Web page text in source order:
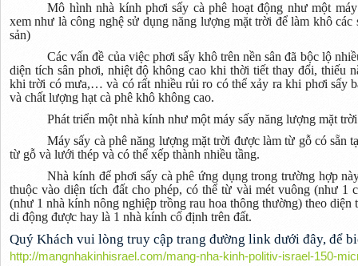
Mô hình nhà kính phơi sấy cà phê hoạt động như một
xem như là công nghệ sử dụng năng lượng mặt trời để làm khô
sản)
Các vấn đề của việc phơi sấy khô trên nền sân đã bộc lộ
diện tích sân phơi, nhiệt độ không cao khi thời tiết thay đổi, thiếu
khi trời có mưa,… và có rất nhiều rủi ro có thể xảy ra khi phơi sấy
và chất lượng hạt cà phê khô không cao.
Phát triển một nhà kính như một máy sấy năng lượng mặt
Máy sấy cà phê năng lượng mặt trời được làm từ gỗ có sẵn
từ gỗ và lưới thép và có thể xếp thành nhiều tầng.
Nhà kính để phơi sấy cà phê ứng dụng trong trường hợp
thuộc vào diện tích đất cho phép, có thể từ vài mét vuông (như 1
(như 1 nhà kính nông nghiệp trồng rau hoa thông thường) theo
di động được hay là 1 nhà kính cố định trên đất.
Quý Khách vui lòng truy cập trang đường link dưới đây, để
http://mangnhakinhisrael.com/mang-nha-kinh-politiv-israel-150-